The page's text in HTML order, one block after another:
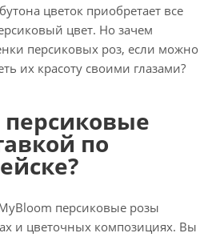
цветок приобретает все
цвет. Но зачем
персиковых роз, если можно
их красоту своими глазами?
персиковые
по
персиковые розы
и цветочных композициях. Вы